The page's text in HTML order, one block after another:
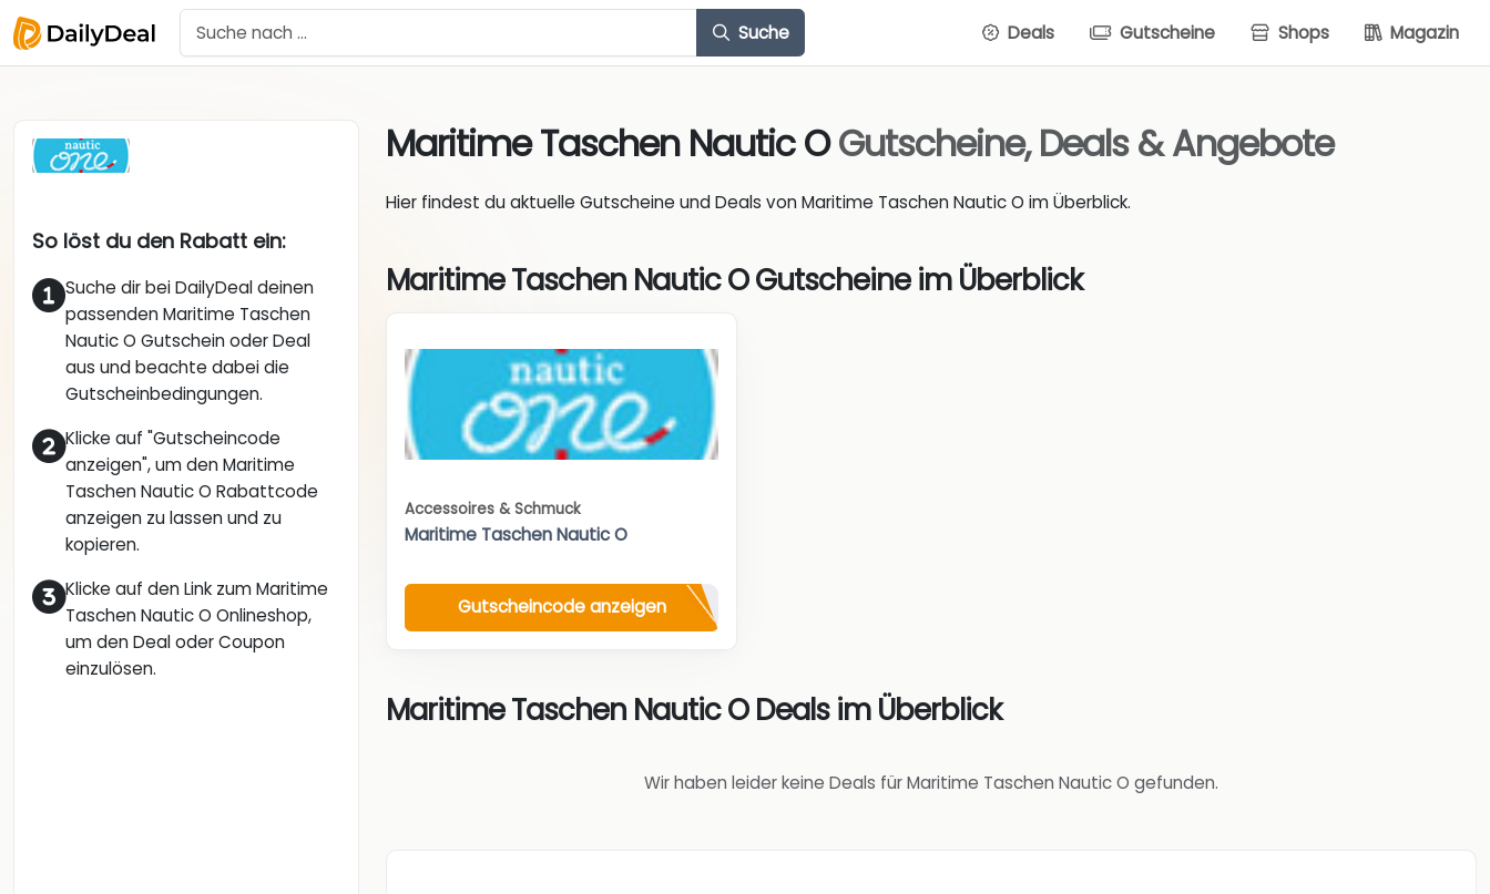
Suche Deals Gutscheine Shops Magazin
So löst du den Rabatt ein:
Suche dir bei DailyDeal deinen
passenden Maritime Taschen
Nautic O Gutschein oder Deal
aus und beachte dabei die
Gutscheinbedingungen.
Klicke auf "Gutscheincode
anzeigen", um den Maritime
Taschen Nautic O Rabattcode
anzeigen zu lassen und zu
kopieren.
Klicke auf den Link zum Maritime
Taschen Nautic O Onlineshop,
um den Deal oder Coupon
einzulösen.
Maritime Taschen Nautic OGutscheine, Deals & Angebote
Hier findest du aktuelle Gutscheine und Deals von Maritime Taschen Nautic O im Überblick.
Maritime Taschen Nautic O Gutscheine im Überblick
Accessoires & Schmuck
Maritime Taschen Nautic O
Gutscheincode anzeigen
Maritime Taschen Nautic O Deals im Überblick
Wir haben leider keine Deals für Maritime Taschen Nautic O gefunden.